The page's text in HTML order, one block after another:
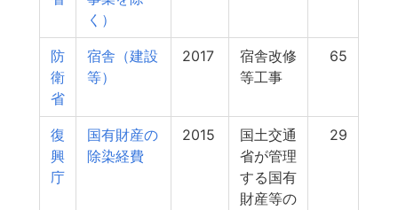
く）
防
衛
省
宿舎（建設
等）
2017
宿舎改修
等工事
65
復
興
庁
国有財産の
除染経費
2015
国土交通
省が管理
する国有
財産等の
29